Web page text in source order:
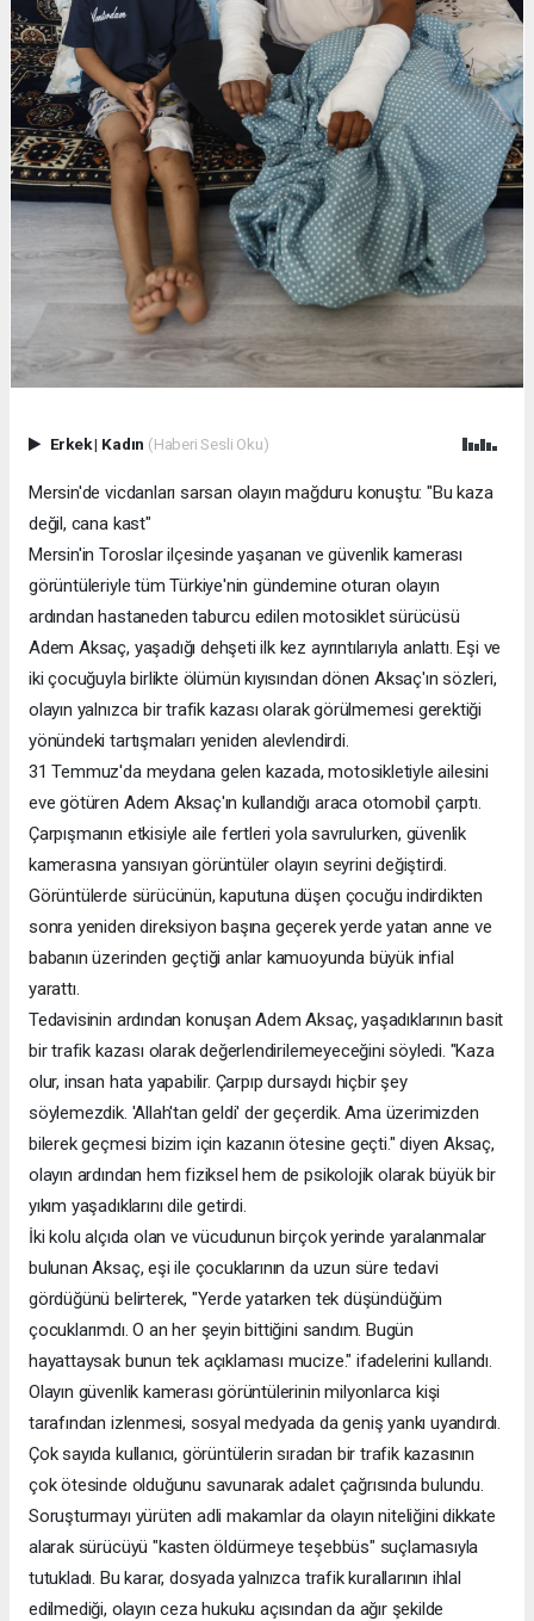
Erkek| Kadın (Haberi Sesli Oku)
Mersin'de vicdanları sarsan olayın mağduru konuştu: "Bu kaza
değil, cana kast"
Mersin'in Toroslar ilçesinde yaşanan ve güvenlik kamerası
görüntüleriyle tüm Türkiye'nin gündemine oturan olayın
ardından hastaneden taburcu edilen motosiklet sürücüsü
Adem Aksaç, yaşadığı dehşeti ilk kez ayrıntılarıyla anlattı. Eşi ve
iki çocuğuyla birlikte ölümün kıyısından dönen Aksaç'ın sözleri,
olayın yalnızca bir trafik kazası olarak görülmemesi gerektiği
yönündeki tartışmaları yeniden alevlendirdi.
31 Temmuz'da meydana gelen kazada, motosikletiyle ailesini
eve götüren Adem Aksaç'ın kullandığı araca otomobil çarptı.
Çarpışmanın etkisiyle aile fertleri yola savrulurken, güvenlik
kamerasına yansıyan görüntüler olayın seyrini değiştirdi.
Görüntülerde sürücünün, kaputuna düşen çocuğu indirdikten
sonra yeniden direksiyon başına geçerek yerde yatan anne ve
babanın üzerinden geçtiği anlar kamuoyunda büyük infial
yarattı.
Tedavisinin ardından konuşan Adem Aksaç, yaşadıklarının basit
bir trafik kazası olarak değerlendirilemeyeceğini söyledi. "Kaza
olur, insan hata yapabilir. Çarpıp dursaydı hiçbir şey
söylemezdik. 'Allah'tan geldi' der geçerdik. Ama üzerimizden
bilerek geçmesi bizim için kazanın ötesine geçti." diyen Aksaç,
olayın ardından hem fiziksel hem de psikolojik olarak büyük bir
yıkım yaşadıklarını dile getirdi.
İki kolu alçıda olan ve vücudunun birçok yerinde yaralanmalar
bulunan Aksaç, eşi ile çocuklarının da uzun süre tedavi
gördüğünü belirterek, "Yerde yatarken tek düşündüğüm
çocuklarımdı. O an her şeyin bittiğini sandım. Bugün
hayattaysak bunun tek açıklaması mucize." ifadelerini kullandı.
Olayın güvenlik kamerası görüntülerinin milyonlarca kişi
tarafından izlenmesi, sosyal medyada da geniş yankı uyandırdı.
Çok sayıda kullanıcı, görüntülerin sıradan bir trafik kazasının
çok ötesinde olduğunu savunarak adalet çağrısında bulundu.
Soruşturmayı yürüten adli makamlar da olayın niteliğini dikkate
alarak sürücüyü "kasten öldürmeye teşebbüs" suçlamasıyla
tutukladı. Bu karar, dosyada yalnızca trafik kurallarının ihlal
edilmediği, olayın ceza hukuku açısından da ağır şekilde